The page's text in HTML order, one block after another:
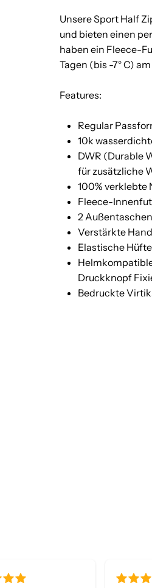
Unsere Sport Half
und bieten einen
haben ein Fleece-
Tagen (bis -7° C)
Features:
Regular
10k
DWR (Durable
für zusätzliche
100% verklebte
Fleece-
2
Verstärkte
Elastische
Druckknopf
Bedruckte